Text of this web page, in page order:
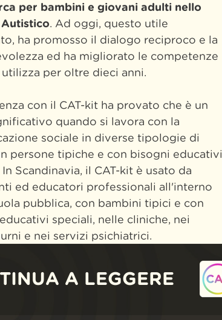
per bambini e giovani adulti nello
. Ad oggi, questo utile
ha promosso il dialogo reciproco e la
ed ha migliorato le competenze
per oltre dieci anni.
con il CAT-kit ha provato che è un
quando si lavora con la
sociale in diverse tipologie di
persone tipiche e con bisogni educativi
Scandinavia, il CAT-kit è usato da
ed educatori professionali all'interno
pubblica, con bambini tipici e con
speciali, nelle cliniche, nei
e nei servizi psichiatrici.
A LEGGERE